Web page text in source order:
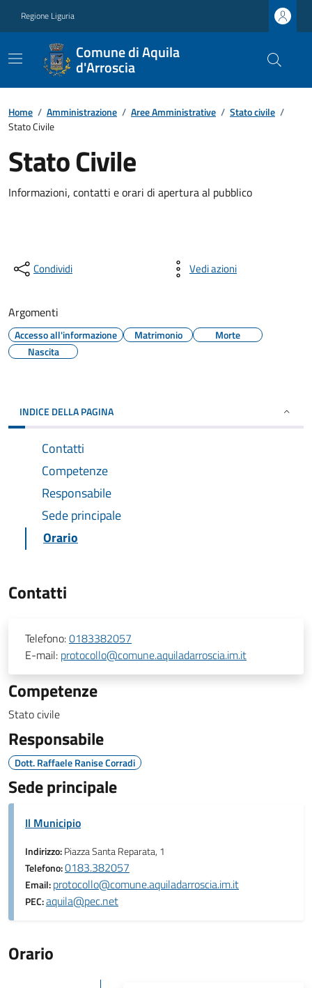
Regione Liguria
Comune di Aquila
d'Arroscia
Home / Amministrazione / Aree Amministrative / Stato civile /
Stato Civile
Stato Civile
Informazioni, contatti e orari di apertura al pubblico
Condividi Vedi azioni
Argomenti
Accesso all'informazione Matrimonio
Morte
Nascita
INDICE DELLA PAGINA
Contatti
Competenze
Responsabile
Sede principale
Orario
Contatti
Telefono:0183382057
E-mail: protocollo@comune.aquiladarroscia.im.it
Competenze
Stato civile
Responsabile
Dott. Raffaele Ranise Corradi
Sede principale
Il Municipio
Indirizzo:Piazza Santa Reparata, 1
Telefono:0183.382057
Email:protocollo@comune.aquiladarroscia.im.it
PEC:aquila@pec.net
Orario